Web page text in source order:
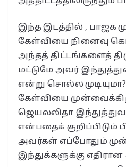
இந்த இடத்தில் , பாஜக
கேள்வியை நினைவு
அந்தத் திட்டங்களைத்
மட்டுமே அவர்
என்று சொல்ல
கேள்வியை
ஜெயலலிதா
என்பதைக்
அவர்கள் எப்போதும்
இந்துக்களுக்கு